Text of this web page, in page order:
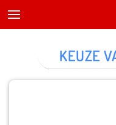
KEUZE